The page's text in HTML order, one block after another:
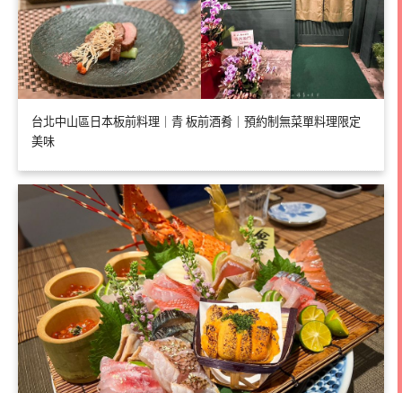
台北中山區日本板前料理｜青 板前酒肴｜預約制無菜單料理限定
美味